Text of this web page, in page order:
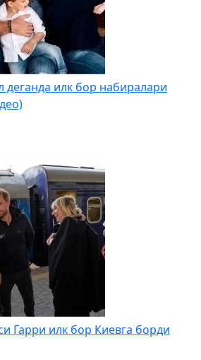
деганда илк бор набиралари
Гарри илк бор Киевга борди